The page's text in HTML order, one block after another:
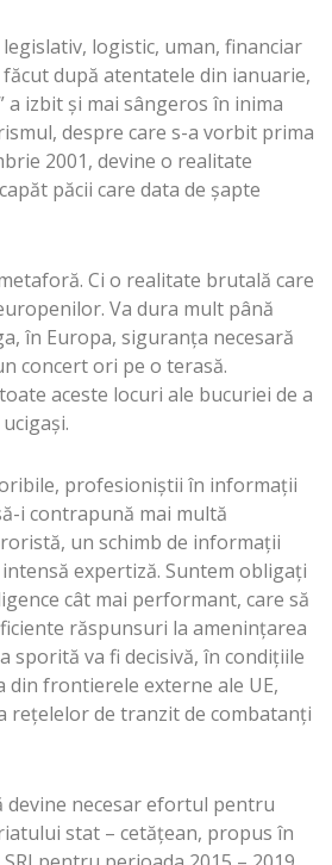
logistic, uman, financiar
după atentatele din ianuarie,
a izbit şi mai sângeros în inima
despre care s-a vorbit prima
2001, devine o realitate
păcii care data de şapte
Ci o realitate brutală care
Va dura mult până
în Europa, siguranţa necesară
concert ori pe o terasă.
aceste locuri ale bucuriei de a
profesioniştii în informaţii
i contrapună mai multă
un schimb de informaţii
expertiză. Suntem obligaţi
cât mai performant, care să
răspunsuri la ameninţarea
sporită va fi decisivă, în condiţiile
frontierele externe ale UE,
reţelelor de tranzit de combatanţi
devine necesar efortul pentru
stat – cetăţean, propus în